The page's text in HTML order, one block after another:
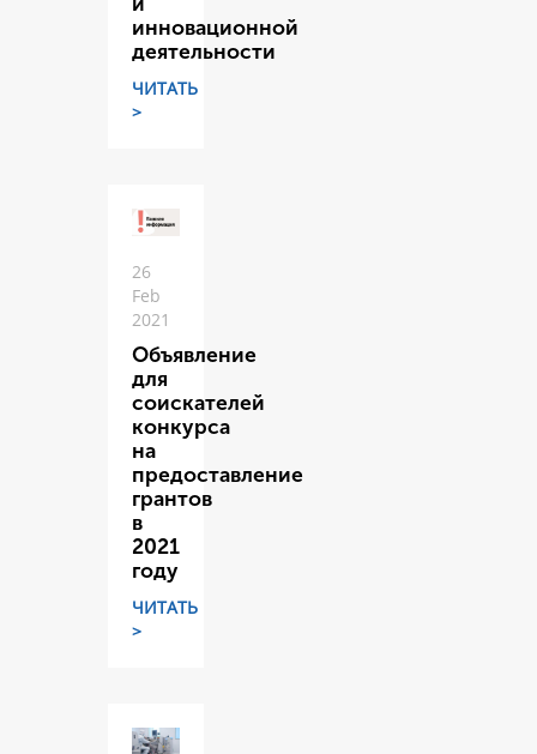
инновационной
деятельности
ЧИТАТЬ
>
26
Feb
2021
Объявление
для
соискателей
конкурса
на
предоставление
грантов
в
2021
году
ЧИТАТЬ
>